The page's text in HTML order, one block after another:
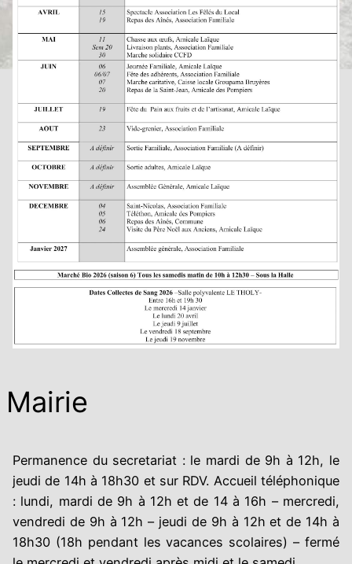
Mairie
Permanence du secretariat : le mardi de 9h à 12h, le
jeudi de 14h à 18h30 et sur RDV. Accueil téléphonique
: lundi, mardi de 9h à 12h et de 14 à 16h – mercredi,
vendredi de 9h à 12h – jeudi de 9h à 12h et de 14h à
18h30 (18h pendant les vacances scolaires) – fermé